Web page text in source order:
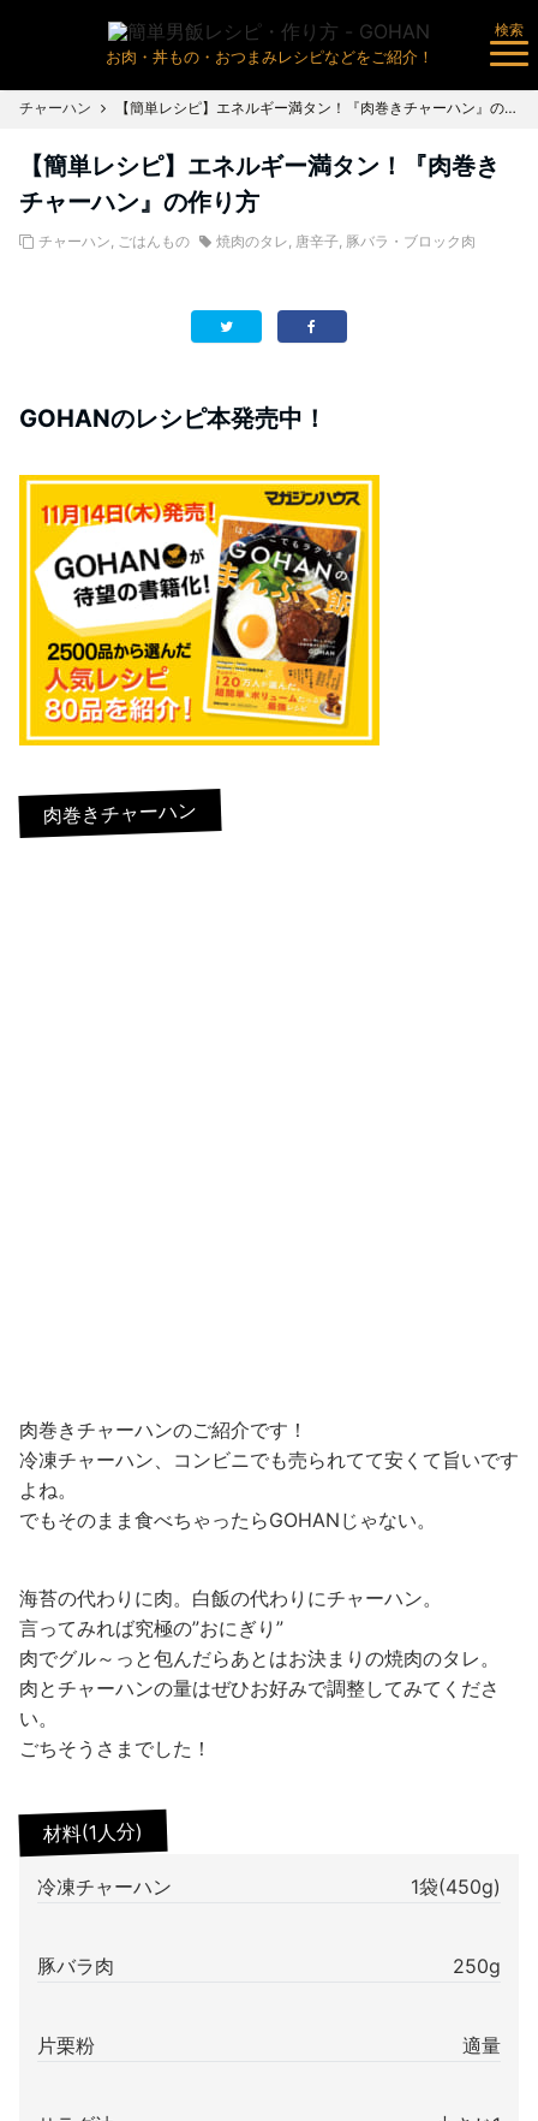
お肉・丼もの・おつまみレシピなどをご紹介！
検索
チャーハン 【簡単レシピ】エネルギー満タン！『肉巻きチャーハン』の作り方
【簡単レシピ】エネルギー満タン！『肉巻き
チャーハン』の作り方
チャーハン, ごはんもの 焼肉のタレ, 唐辛子, 豚バラ・ブロック肉
GOHANのレシピ本発売中！
肉巻きチャーハン
肉巻きチャーハンのご紹介です！
冷凍チャーハン、コンビニでも売られてて安くて旨いです
よね。
でもそのまま食べちゃったらGOHANじゃない。
海苔の代わりに肉。白飯の代わりにチャーハン。
言ってみれば究極の”おにぎり”
肉でグル～っと包んだらあとはお決まりの焼肉のタレ。
肉とチャーハンの量はぜひお好みで調整してみてくださ
い。
ごちそうさまでした！
材料(1人分)
冷凍チャーハン 1袋(450g)
豚バラ肉 250g
片栗粉 適量